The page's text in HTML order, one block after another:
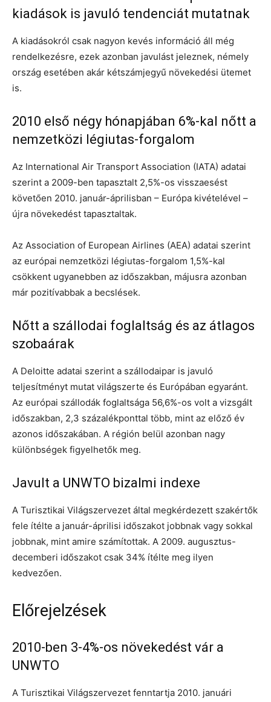
kiadások is javuló tendenciát mutatnak
A kiadásokról csak nagyon kevés információ áll még
rendelkezésre, ezek azonban javulást jeleznek, némely
ország esetében akár kétszámjegyű növekedési ütemet
is.
2010 első négy hónapjában 6%-kal nőtt a
nemzetközi légiutas-forgalom
Az International Air Transport Association (IATA) adatai
szerint a 2009-ben tapasztalt 2,5%-os visszaesést
követően 2010. január-áprilisban – Európa kivételével –
újra növekedést tapasztaltak.
Az Association of European Airlines (AEA) adatai szerint
az európai nemzetközi légiutas-forgalom 1,5%-kal
csökkent ugyanebben az időszakban, májusra azonban
már pozitívabbak a becslések.
Nőtt a szállodai foglaltság és az átlagos
szobaárak
A Deloitte adatai szerint a szállodaipar is javuló
teljesítményt mutat világszerte és Európában egyaránt.
Az európai szállodák foglaltsága 56,6%-os volt a vizsgált
időszakban, 2,3 százalékponttal több, mint az előző év
azonos időszakában. A régión belül azonban nagy
különbségek figyelhetők meg.
Javult a UNWTO bizalmi indexe
A Turisztikai Világszervezet által megkérdezett szakértők
fele ítélte a január-áprilisi időszakot jobbnak vagy sokkal
jobbnak, mint amire számítottak. A 2009. augusztus-
decemberi időszakot csak 34% ítélte meg ilyen
kedvezően.
Előrejelzések
2010-ben 3-4%-os növekedést vár a
UNWTO
A Turisztikai Világszervezet fenntartja 2010. januári